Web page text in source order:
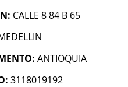
CALLE 8 84 B 65
ANTIOQUIA
3118019192